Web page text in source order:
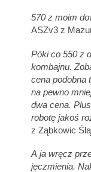
570 z moim
ASZv3 z
Póki co 550 z
kombajnu.
cena podobna
na pewno
dwa cena.
robotę jakoś
z Ząbkowic
A ja wręcz
jęczmienia.